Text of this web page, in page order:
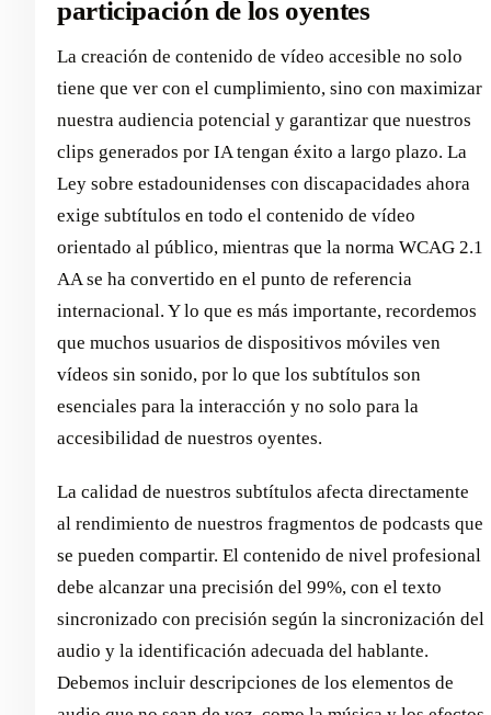
participación de los oyentes
La creación de contenido de vídeo accesible no solo
tiene que ver con el cumplimiento, sino con maximizar
nuestra audiencia potencial y garantizar que nuestros
clips generados por IA tengan éxito a largo plazo. La
Ley sobre estadounidenses con discapacidades ahora
exige subtítulos en todo el contenido de vídeo
orientado al público, mientras que la norma WCAG 2.1
AA se ha convertido en el punto de referencia
internacional. Y lo que es más importante, recordemos
que muchos usuarios de dispositivos móviles ven
vídeos sin sonido, por lo que los subtítulos son
esenciales para la interacción y no solo para la
accesibilidad de nuestros oyentes.
La calidad de nuestros subtítulos afecta directamente
al rendimiento de nuestros fragmentos de podcasts que
se pueden compartir. El contenido de nivel profesional
debe alcanzar una precisión del 99%, con el texto
sincronizado con precisión según la sincronización del
audio y la identificación adecuada del hablante.
Debemos incluir descripciones de los elementos de